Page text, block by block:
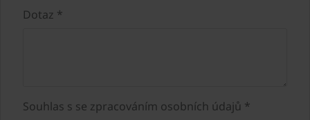
Dotaz *
Souhlas s se zpracováním osobních údajů *